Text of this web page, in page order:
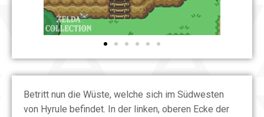
Betritt nun die Wüste, welche sich im Südwesten
von Hyrule befindet. In der linken, oberen Ecke der